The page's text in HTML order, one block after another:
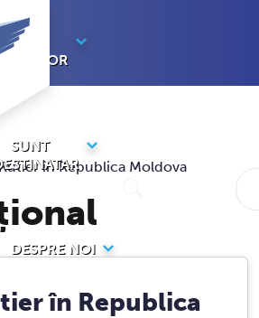
SUNT
SUNT
DESPRE NOI
în Republica Moldova
în Republica